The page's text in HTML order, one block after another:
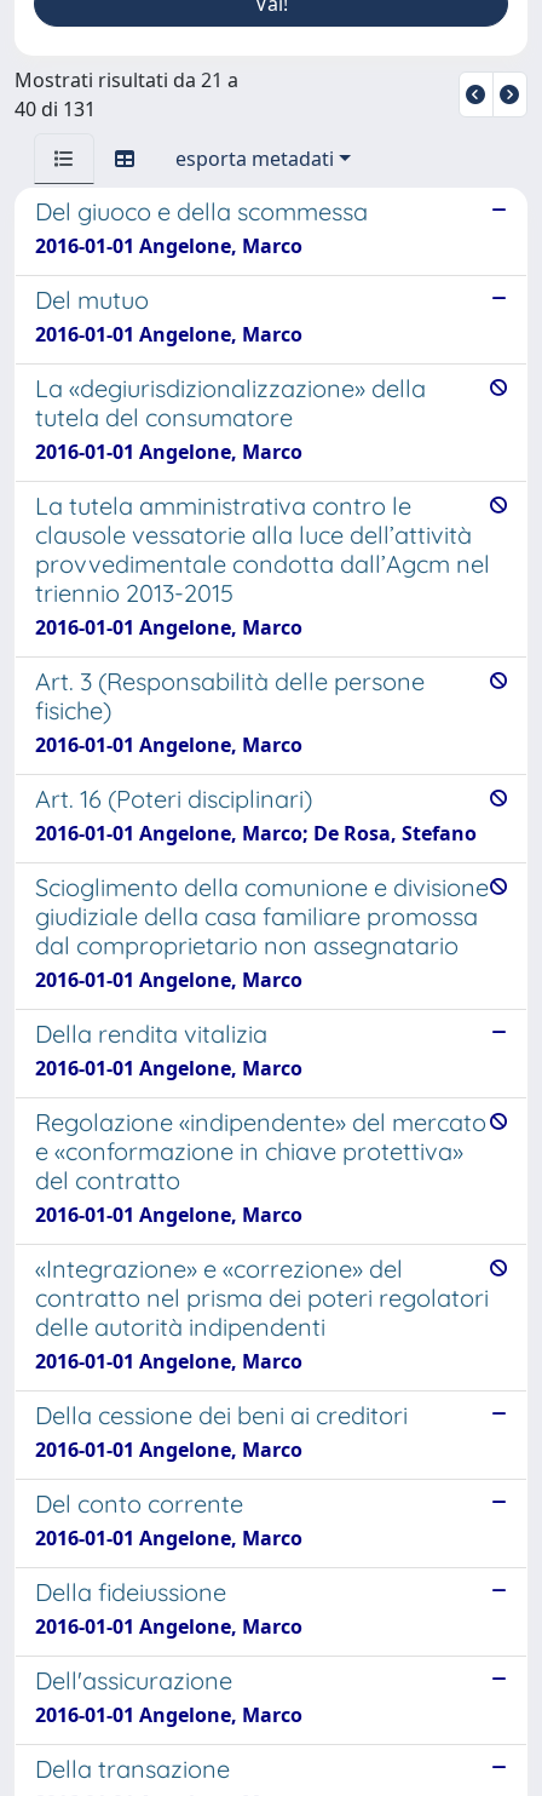
Mostrati risultati da 21 a
40 di 131
esporta metadati
Del giuoco e della scommessa
2016-01-01 Angelone, Marco
Del mutuo
2016-01-01 Angelone, Marco
La «degiurisdizionalizzazione» della
tutela del consumatore
2016-01-01 Angelone, Marco
La tutela amministrativa contro le
clausole vessatorie alla luce dell’attività
provvedimentale condotta dall’Agcm nel
triennio 2013-2015
2016-01-01 Angelone, Marco
Art. 3 (Responsabilità delle persone
fisiche)
2016-01-01 Angelone, Marco
Art. 16 (Poteri disciplinari)
2016-01-01 Angelone, Marco; De Rosa, Stefano
Scioglimento della comunione e divisione
giudiziale della casa familiare promossa
dal comproprietario non assegnatario
2016-01-01 Angelone, Marco
Della rendita vitalizia
2016-01-01 Angelone, Marco
Regolazione «indipendente» del mercato
e «conformazione in chiave protettiva»
del contratto
2016-01-01 Angelone, Marco
«Integrazione» e «correzione» del
contratto nel prisma dei poteri regolatori
delle autorità indipendenti
2016-01-01 Angelone, Marco
Della cessione dei beni ai creditori
2016-01-01 Angelone, Marco
Del conto corrente
2016-01-01 Angelone, Marco
Della fideiussione
2016-01-01 Angelone, Marco
Dell'assicurazione
2016-01-01 Angelone, Marco
Della transazione